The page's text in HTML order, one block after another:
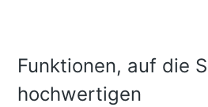
Funktionen, auf die
hochwertigen